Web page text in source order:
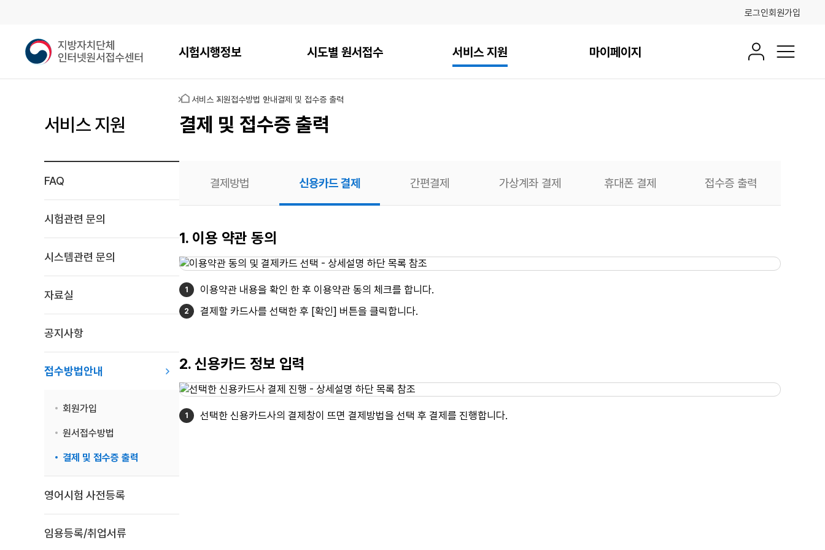
로그인회원가입
지
방
메인메뉴
시험시행정보 시도별 원서접수 서비스 지원 마이페이지 회원정보전체메뉴
서비스 지원
FAQ
시험관련 문의
시스템관련 문의
자료실
공지사항
접수방법안내
회원가입
원서접수방법
결제 및 접수증 출력
영어시험 사전등록
임용등록/취업서류
홈 서비스 지원접수방법 안내결제 및 접수증 출력
결제 및 접수증 출력
결제방법 신용카드 결제 간편결제 가상계좌 결제 휴대폰 결제 접수증 출력
신용카드
결제
1. 이용 약관 동의
이용약관 내용을 확인 한 후 이용약관 동의 체크를 합니다.
결제할 카드사를 선택한 후 [확인] 버튼을 클릭합니다.
2. 신용카드 정보 입력
선택한 신용카드사의 결제창이 뜨면 결제방법을 선택 후 결제를 진행합니다.